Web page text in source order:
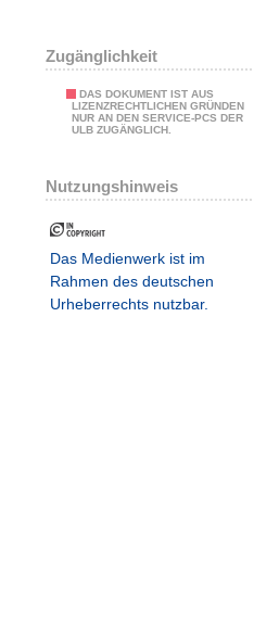
Zugänglichkeit
DAS DOKUMENT IST AUS
LIZENZRECHTLICHEN GRÜNDEN
NUR AN DEN SERVICE-PCS DER
ULB ZUGÄNGLICH.
Nutzungshinweis
Das Medienwerk ist im
Rahmen des deutschen
Urheberrechts nutzbar.